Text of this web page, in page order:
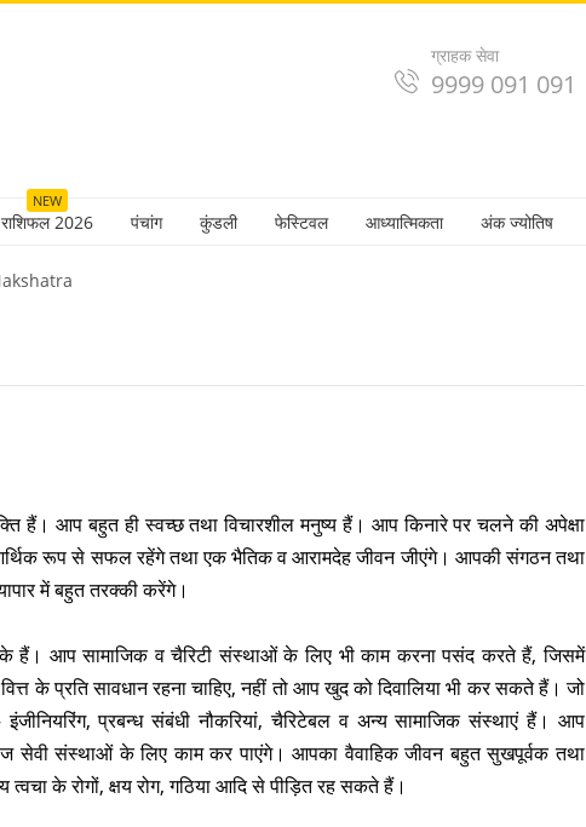
ग्राहक सेवा
9999 091 091
NEW
राशिफल 2026 पंचांग कुंडली फेस्टिवल आध्यात्मिकता अंक ज्योतिष
हैं। आप बहुत ही स्वच्छ तथा विचारशील मनुष्य हैं। आप किनारे पर चलने की अपेक्षा
रूप से सफल रहेंगे तथा एक भैतिक व आरामदेह जीवन जीएंगे। आपकी संगठन तथा
में बहुत तरक्की करेंगे।
आप सामाजिक व चैरिटी संस्थाओं के लिए भी काम करना पसंद करते हैं, जिसमें
के प्रति सावधान रहना चाहिए, नहीं तो आप खुद को दिवालिया भी कर सकते हैं। जो
प्रबन्ध संबंधी नौकरियां, चैरिटेबल व अन्य सामाजिक संस्थाएं हैं। आप
सेवी संस्थाओं के लिए काम कर पाएंगे। आपका वैवाहिक जीवन बहुत सुखपूर्वक तथा
के रोगों, क्षय रोग, गठिया आदि से पीड़ित रह सकते हैं।